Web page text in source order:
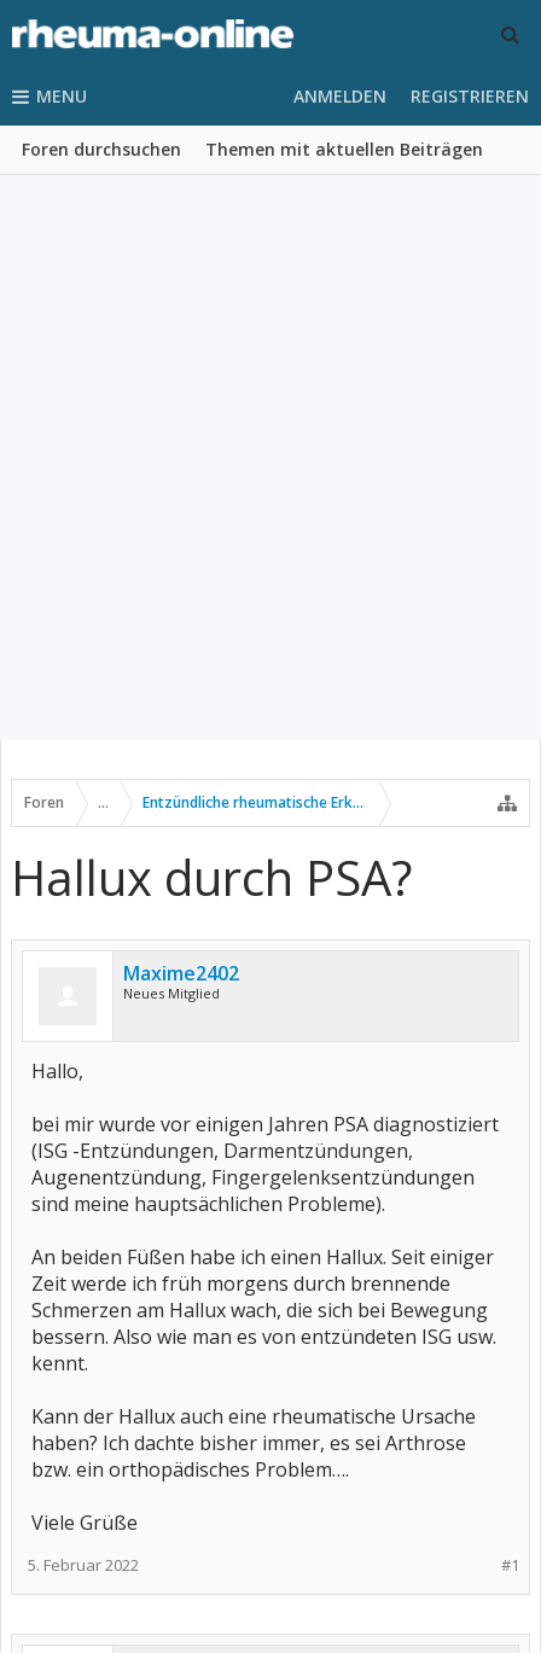
MENU
Foren durchsuchen Themen mit aktuellen Beiträgen
ANMELDEN REGISTRIEREN
Foren ... Entzündliche rheumatische Erkrankungen
Hallux durch PSA?
Maxime2402
Neues Mitglied
Hallo,
bei mir wurde vor einigen Jahren PSA diagnostiziert
(ISG -Entzündungen, Darmentzündungen,
Augenentzündung, Fingergelenksentzündungen
sind meine hauptsächlichen Probleme).
An beiden Füßen habe ich einen Hallux. Seit einiger
Zeit werde ich früh morgens durch brennende
Schmerzen am Hallux wach, die sich bei Bewegung
bessern. Also wie man es von entzündeten ISG usw.
kennt.
Kann der Hallux auch eine rheumatische Ursache
haben? Ich dachte bisher immer, es sei Arthrose
bzw. ein orthopädisches Problem….
Viele Grüße
#1
5. Februar 2022